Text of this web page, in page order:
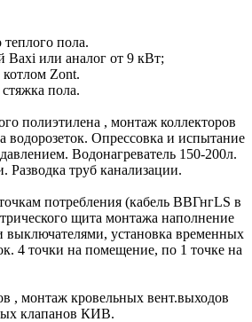
пола.
Baxi или аналог от 9 кВт;
Zont.
пола.
полиэтилена , монтаж коллекторов
Опрессовка и испытание
Водонагреватель 150-200л.
труб канализации.
потребления (кабель ВВГнгLS в
щита монтажа наполнение
выключателями, установка временных
4 точки на помещение, по 1 точке на
, монтаж кровельных вент.выходов
клапанов КИВ.